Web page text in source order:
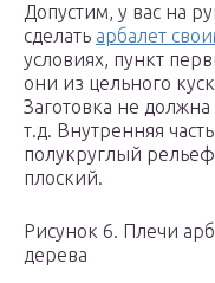
Допустим, у вас на
сделать арбалет
условиях, пункт
они из цельного
Заготовка не
т.д. Внутренняя
полукруглый
плоский.
Рисунок 6. Плечи
дерева